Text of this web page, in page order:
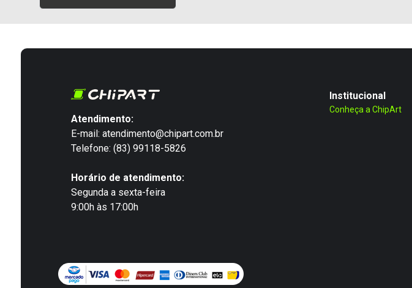
Atendimento:
E-mail: atendimento@chipart.com.br
Telefone: (83) 99118-5826
Horário de atendimento:
Segunda a sexta-feira
9:00h às 17:00h
Institucional
Conheça a ChipArt